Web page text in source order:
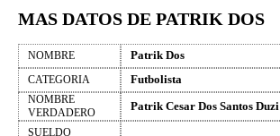
MAS DATOS DE PATRIK DOS
NOMBRE Patrik Dos
CATEGORIA Futbolista
NOMBRE
VERDADERO
Patrik Cesar Dos Santos Duzi
SUELDO